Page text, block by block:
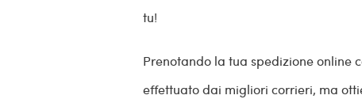
tu!
Prenotando la tua spedizione online
effettuato dai migliori corrieri, ma